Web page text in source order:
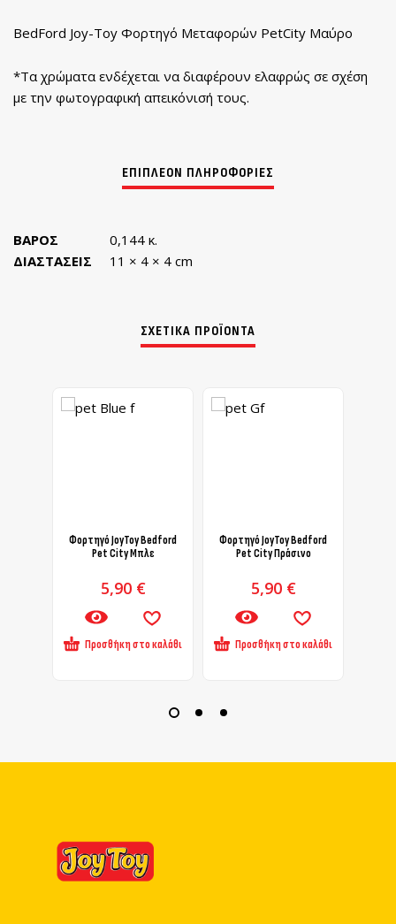
BedFord Joy-Toy Φορτηγό Μεταφορών PetCity Μαύρο
*Τα χρώματα ενδέχεται να διαφέρουν ελαφρώς σε σχέση
με την φωτογραφική απεικόνισή τους.
ΒΆΡΟΣ
0,144 κ.
ΔΙΑΣΤΆΣΕΙΣ
11 × 4 × 4 cm
ΣΧΕΤΙΚΆ ΠΡΟΪΌΝΤΑ
Φορτηγό JoyToy Bedford
Pet City Μπλε
5,90 €
Προσθήκη στο καλάθι
Φορτηγό JoyToy Bedford
Pet City Πράσινο
5,90 €
Προσθήκη στο καλάθι